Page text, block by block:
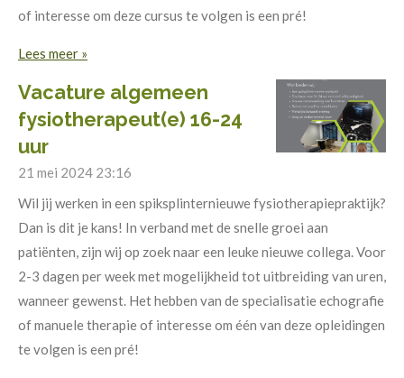
of interesse om deze cursus te volgen is een pré!
Lees meer »
Vacature algemeen
fysiotherapeut(e) 16-24
uur
21 mei 2024 23:16
Wil jij werken in een spiksplinternieuwe fysiotherapiepraktijk?
Dan is dit je kans! In verband met de snelle groei aan
patiënten, zijn wij op zoek naar een leuke nieuwe collega. Voor
2-3 dagen per week met mogelijkheid tot uitbreiding van uren,
wanneer gewenst. Het hebben van de specialisatie echografie
of manuele therapie of interesse om één van deze opleidingen
te volgen is een pré!